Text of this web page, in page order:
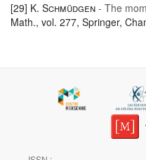
[29] K. Schmüdgen - The
Math., vol. 277, Springer,